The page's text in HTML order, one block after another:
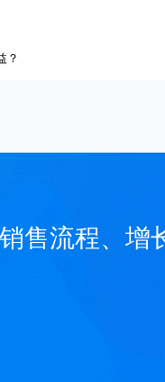
？
售流程、增